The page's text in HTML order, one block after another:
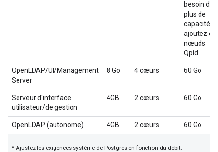
besoin de
plus de
capacité,
ajoutez
nœuds
Qpid.
OpenLDAP/UI/Management
Server
8 Go 4 cœurs 60 Go
Serveur d'interface
utilisateur/de gestion
4GB 2 cœurs 60 Go
OpenLDAP (autonome) 4GB 2 cœurs 60 Go
* Ajustez les exigences système de Postgres en fonction du débit: